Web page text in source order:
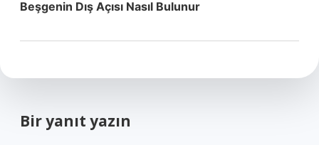
Beşgenin Dış Açısı Nasıl Bulunur
Bir yanıt yazın